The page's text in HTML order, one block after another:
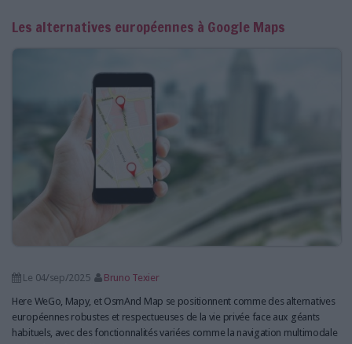
Les alternatives européennes à Google Maps
Le 04/sep/2025
Bruno Texier
Here WeGo, Mapy, et OsmAnd Map se positionnent comme des alternatives
européennes robustes et respectueuses de la vie privée face aux géants
habituels, avec des fonctionnalités variées comme la navigation multimodale